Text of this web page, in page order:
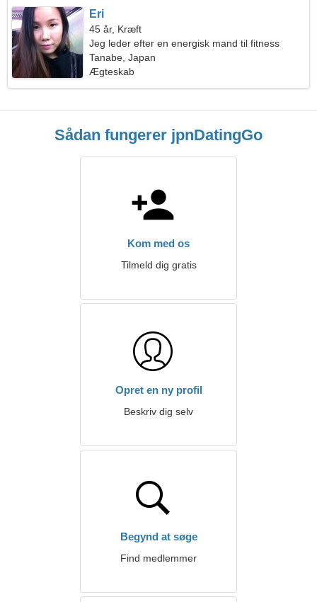
Eri
45 år, Kræft
Jeg leder efter en energisk mand til fitness
Tanabe, Japan
Ægteskab
Sådan fungerer jpnDatingGo
Kom med os
Tilmeld dig gratis
Opret en ny profil
Beskriv dig selv
Begynd at søge
Find medlemmer